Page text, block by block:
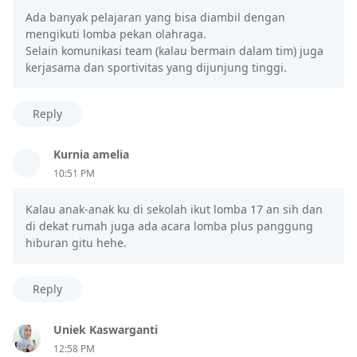
Ada banyak pelajaran yang bisa diambil dengan
mengikuti lomba pekan olahraga.
Selain komunikasi team (kalau bermain dalam tim) juga
kerjasama dan sportivitas yang dijunjung tinggi.
Reply
Kurnia amelia
10:51 PM
Kalau anak-anak ku di sekolah ikut lomba 17 an sih dan
di dekat rumah juga ada acara lomba plus panggung
hiburan gitu hehe.
Reply
Uniek Kaswarganti
12:58 PM